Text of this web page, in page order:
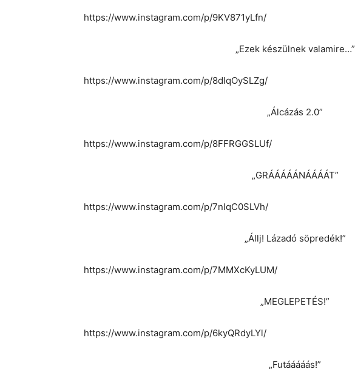
https://www.instagram.com/p/9KV871yLfn/
„Ezek készülnek valamire…”
https://www.instagram.com/p/8dIqOySLZg/
„Álcázás 2.0”
https://www.instagram.com/p/8FFRGGSLUf/
„GRÁÁÁÁÁNÁÁÁÁT”
https://www.instagram.com/p/7nlqC0SLVh/
„Állj! Lázadó söpredék!”
https://www.instagram.com/p/7MMXcKyLUM/
„MEGLEPETÉS!”
https://www.instagram.com/p/6kyQRdyLYl/
„Futááááás!”